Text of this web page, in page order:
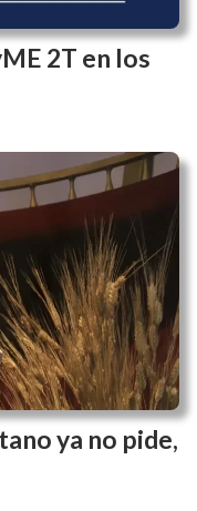
2T en los
ya no pide,